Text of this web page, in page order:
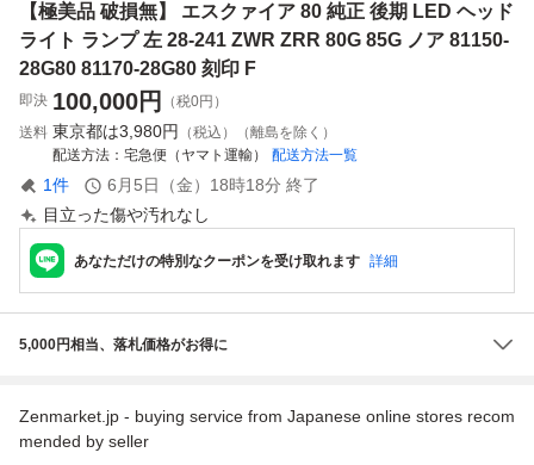
20 エスクァイア I
CHIKOH 28-239
28-227 E
0 81170-28G40 A
管261803
27 J 管261481
【極美品 破損無】 エスクァイア 80 純正 後期 LED ヘッド
ライト ランプ 左 28-241 ZWR ZRR 80G 85G ノア 81150-
28G80 81170-28G80 刻印 F
即決 100,000円
（税0円）
送料 東京都は3,980円
（税込）（離島を除く）
配送方法
宅急便（ヤマト運輸） 配送方法一覧
1件 6月5日（金）18時18分 終了
目立った傷や汚れなし
あなただけの特別なクーポンを受け取れます 詳細
5,000円相当、落札価格がお得に
Zenmarket.jp - buying service from Japanese online stores recom
mended by seller